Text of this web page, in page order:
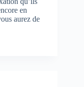
en
aurez de